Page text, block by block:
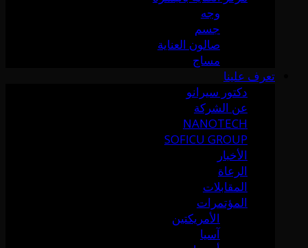
وجه
جسم
صالون العناية
مساج
تعرف علينا
دكتور سيرانو
عن الشركة
NANOTECH
SOFICU GROUP
الأخبار
الرعاة
المقابلات
المؤتمرات
الأمريكتين
آسيا